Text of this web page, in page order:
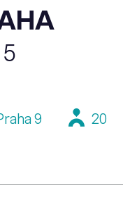
9 20